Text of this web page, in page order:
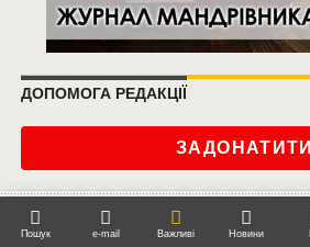
ДОПОМОГА РЕДАКЦІЇ
ЗАДОНАТИТИ
Пошук e-mail Важливі Новини